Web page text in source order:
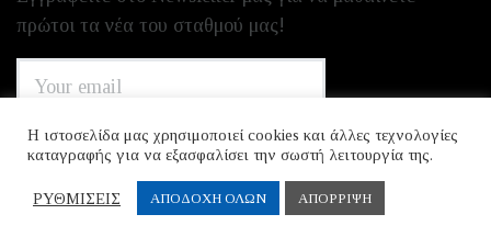
πρώτοι τα νέα του σταθμού μας!
I agree that my submitted data is being collected and
Η ιστοσελίδα μας χρησιμοποιεί cookies και άλλες τεχνολογίες
καταγραφής για να εξασφαλίσει την σωστή λειτουργία της.
ΡΥΘΜΙΣΕΙΣ ΑΠΟΔΟΧΗ ΟΛΩΝ ΑΠΟΡΡΙΨΗ